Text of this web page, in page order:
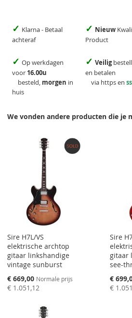
✓ Klarna - Betaal
achteraf
✓ Nieuw
Product
✓ Op werkdagen
voor 16.00u
besteld, morgen in
huis
✓ Veilig
en betalen
via https en
We vonden andere producten die je
Sire H7L/VS
elektrische archtop
gitaar linkshandige
vintage sunburst
Speciale
prijs
€ 669,00 Normale prijs
€ 1.051,12
Sire
gitaar
see-
Speciale
prijs
€
€